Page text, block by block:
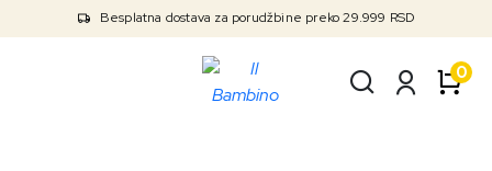
Besplatna dostava za porudžbine preko 29.999 RSD
0